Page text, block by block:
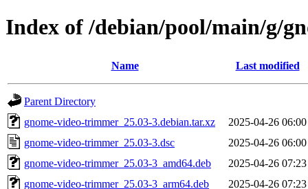
Index of /debian/pool/main/g/
Name Last modified
Parent Directory
gnome-video-trimmer_25.03-3.debian.tar.xz
2025-04-26 06:00
gnome-video-trimmer_25.03-3.dsc
2025-04-26 06:00
gnome-video-trimmer_25.03-3_amd64.deb
2025-04-26 07:23
gnome-video-trimmer_25.03-3_arm64.deb
2025-04-26 07:23